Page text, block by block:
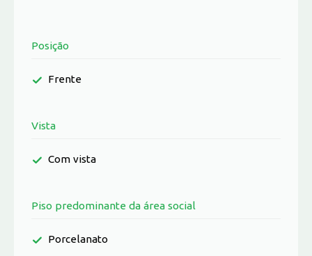
Posição
Frente
Vista
Com vista
Piso predominante da área social
Porcelanato